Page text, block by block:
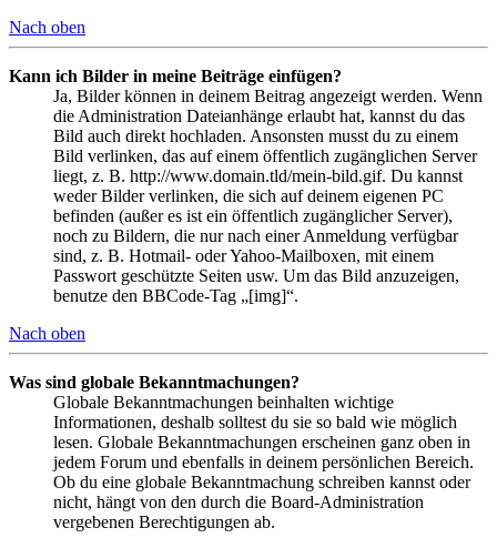
Nach oben
Kann ich Bilder in meine Beiträge einfügen?
Ja, Bilder können in deinem Beitrag angezeigt werden. Wenn
die Administration Dateianhänge erlaubt hat, kannst du das
Bild auch direkt hochladen. Ansonsten musst du zu einem
Bild verlinken, das auf einem öffentlich zugänglichen Server
liegt, z. B. http://www.domain.tld/mein-bild.gif. Du kannst
weder Bilder verlinken, die sich auf deinem eigenen PC
befinden (außer es ist ein öffentlich zugänglicher Server),
noch zu Bildern, die nur nach einer Anmeldung verfügbar
sind, z. B. Hotmail- oder Yahoo-Mailboxen, mit einem
Passwort geschützte Seiten usw. Um das Bild anzuzeigen,
benutze den BBCode-Tag „[img]“.
Nach oben
Was sind globale Bekanntmachungen?
Globale Bekanntmachungen beinhalten wichtige
Informationen, deshalb solltest du sie so bald wie möglich
lesen. Globale Bekanntmachungen erscheinen ganz oben in
jedem Forum und ebenfalls in deinem persönlichen Bereich.
Ob du eine globale Bekanntmachung schreiben kannst oder
nicht, hängt von den durch die Board-Administration
vergebenen Berechtigungen ab.